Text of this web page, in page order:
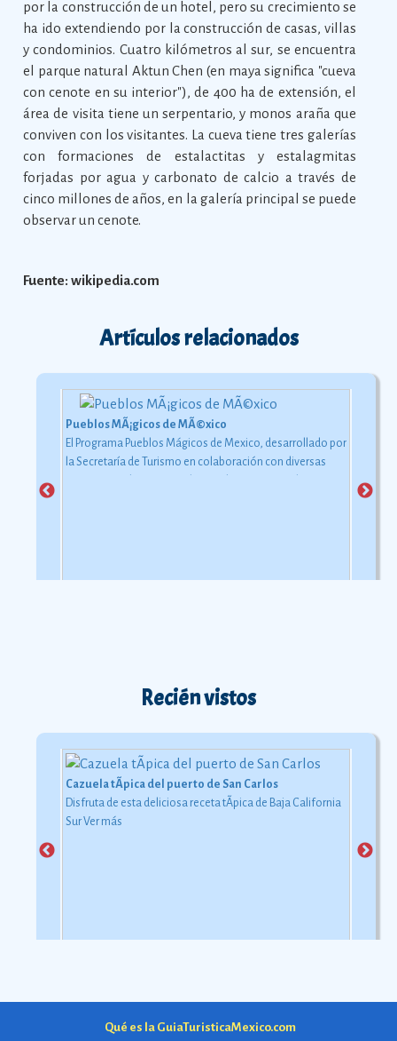
por la construcción de un hotel, pero su crecimiento se
ha ido extendiendo por la construcción de casas, villas
y condominios. Cuatro kilómetros al sur, se encuentra
el parque natural Aktun Chen (en maya significa "cueva
con cenote en su interior"), de 400 ha de extensión, el
área de visita tiene un serpentario, y monos araña que
conviven con los visitantes. La cueva tiene tres galerías
con formaciones de estalactitas y estalagmitas
forjadas por agua y carbonato de calcio a través de
cinco millones de años, en la galería principal se puede
observar un cenote.
Fuente: wikipedia.com
Artículos relacionados
Pueblos MÃ¡gicos de MÃ©xico
El Programa Pueblos Mágicos de Mexico, desarrollado por
la Secretaría de Turismo en colaboración con diversas
Recién vistos
Cazuela tÃ­pica del puerto de San Carlos
Disfruta de esta deliciosa receta tÃ­pica de Baja California
SurVer más
Qué es la GuiaTuristicaMexico.com